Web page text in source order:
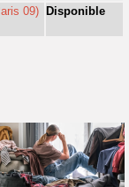
09) Disponible